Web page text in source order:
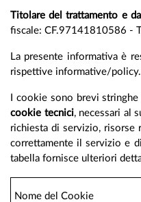
Titolare del trattamento e
fiscale: CF.97141810586 -
La presente informativa è
rispettive informative/policy.
I cookie sono brevi
cookie tecnici, necessari al
richiesta di servizio, risorse
correttamente il servizio e
tabella fornisce ulteriori
Nome del Cookie